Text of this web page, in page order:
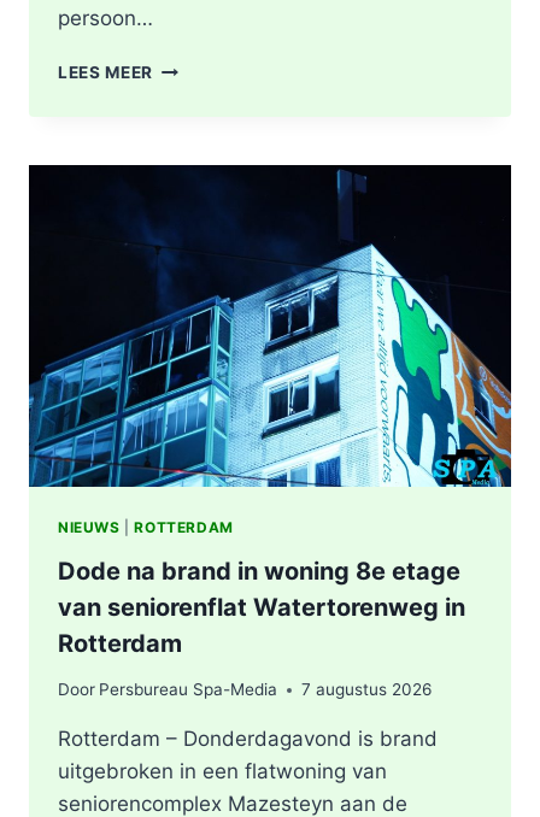
persoon…
LEES MEER POLITIE
STEEKINCIDENT
KAREL
DOORMANSTRAAT
ROTTERDAM
NIEUWS |ROTTERDAM
Dode na brand in woning 8e etage
van seniorenflat Watertorenweg in
Rotterdam
Door Persbureau Spa-Media 7 augustus 2026
Rotterdam – Donderdagavond is brand
uitgebroken in een flatwoning van
seniorencomplex Mazesteyn aan de